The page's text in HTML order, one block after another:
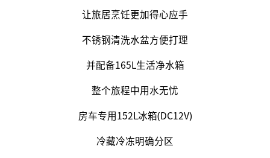
让旅居烹饪更加得心应手
不锈钢清洗水盆方便打理
并配备165L生活净水箱
整个旅程中用水无忧
房车专用152L冰箱(DC12V)
冷藏冷冻明确分区